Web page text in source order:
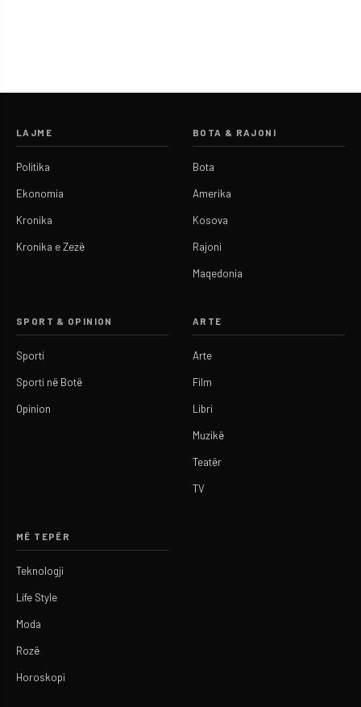
LAJME
Politika
Ekonomia
Kronika
Kronika e Zezë
BOTA & RAJONI
Bota
Amerika
Kosova
Rajoni
Maqedonia
SPORT & OPINION
Sporti
Sporti në Botë
Opinion
ARTE
Arte
Film
Libri
Muzikë
Teatër
TV
MË TEPËR
Teknologji
Life Style
Moda
Rozë
Horoskopi